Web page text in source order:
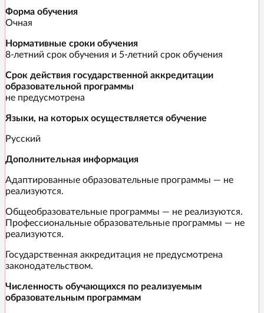
Форма обучения
Очная
Нормативные сроки обучения
8-летний срок обучения и 5-летний срок обучения
Срок действия государственной аккредитации
образовательной программы
не предусмотрена
Языки, на которых осуществляется обучение
Русский
Дополнительная информация
Адаптированные образовательные программы — не
реализуются.
Общеобразовательные программы — не реализуются.
Профессиональные образовательные программы — не
реализуются.
Государственная аккредитация не предусмотрена
законодательством.
Численность обучающихся по реализуемым
образовательным программам